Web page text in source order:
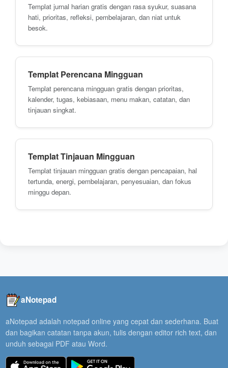
Templat jurnal harian gratis dengan rasa syukur, suasana
hati, prioritas, refleksi, pembelajaran, dan niat untuk
besok.
Templat Perencana Mingguan
Templat perencana mingguan gratis dengan prioritas,
kalender, tugas, kebiasaan, menu makan, catatan, dan
tinjauan singkat.
Templat Tinjauan Mingguan
Templat tinjauan mingguan gratis dengan pencapaian, hal
tertunda, energi, pembelajaran, penyesuaian, dan fokus
minggu depan.
aNotepad
aNotepad adalah notepad online yang cepat dan sederhana. Buat
dan bagikan catatan tanpa akun, tulis dengan editor rich text, dan
unduh sebagai PDF atau Word.